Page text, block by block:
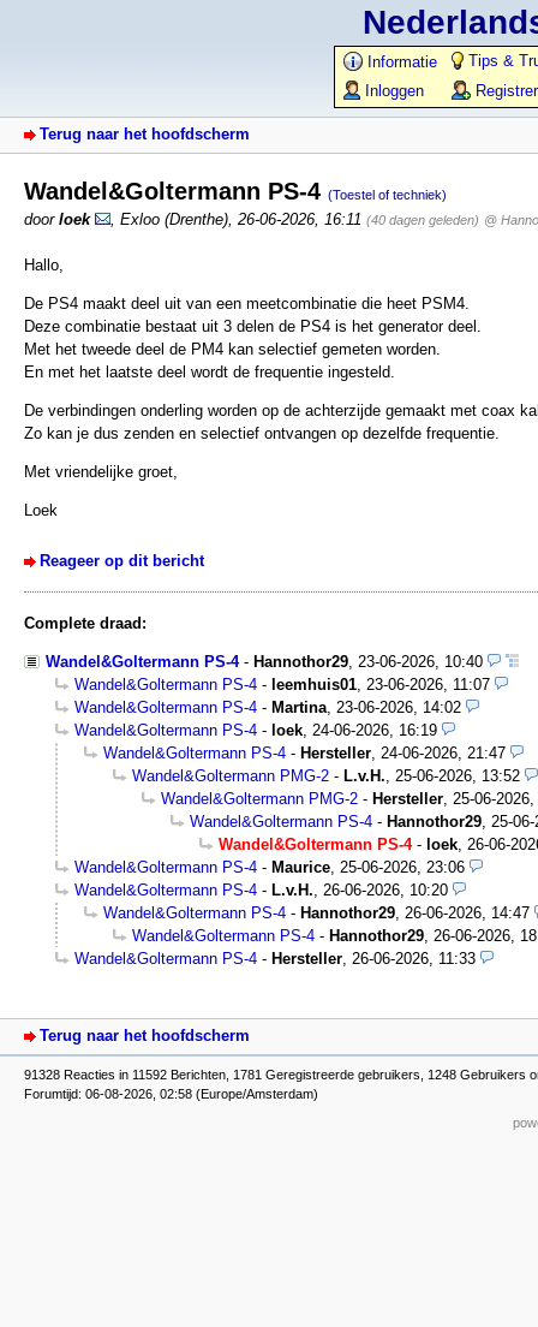
Informatie
Tips &
Inloggen
Terug naar het hoofdscherm
Wandel&Goltermann PS-4 (Toestel of techniek)
door loek Exloo (Drenthe) 26-06-2026, 16:11 (40 dagen geleden) @
Hallo,
De PS4 maakt deel uit van een meetcombinatie die heet PSM4.
Deze combinatie bestaat uit 3 delen de PS4 is het generator deel.
Met het tweede deel de PM4 kan selectief gemeten worden.
En met het laatste deel wordt de frequentie ingesteld.
De verbindingen onderling worden op de achterzijde gemaakt met coax
Zo kan je dus zenden en selectief ontvangen op dezelfde frequentie.
Met vriendelijke groet,
Loek
Reageer op dit bericht
Complete draad:
Wandel&Goltermann PS-4- Hannothor29, 23-06-2026, 10:40
Wandel&Goltermann PS-4 - leemhuis01, 23-06-2026, 11:07
Wandel&Goltermann PS-4 - Martina, 23-06-2026, 14:02
Wandel&Goltermann PS-4 - loek, 24-06-2026, 16:19
Wandel&Goltermann PS-4 - Hersteller, 24-06-2026, 21:47
Wandel&Goltermann PMG-2 - L.v.H., 25-06-2026, 13:52
Wandel&Goltermann PMG-2 - Hersteller, 25-06-
Wandel&Goltermann PS-4 - Hannothor29, 25-
Wandel&Goltermann PS-4- loek, 26-06-
Wandel&Goltermann PS-4 - Maurice, 25-06-2026, 23:06
Wandel&Goltermann PS-4 - L.v.H., 26-06-2026, 10:20
Wandel&Goltermann PS-4 - Hannothor29, 26-06-2026, 14:47
Wandel&Goltermann PS-4 - Hannothor29, 26-06-2026,
Wandel&Goltermann PS-4 - Hersteller, 26-06-2026, 11:33
Terug naar het hoofdscherm
91328 Reacties in 11592 Berichten, 1781 Geregistreerde gebruikers, 1248 Gebruikers
Forumtijd: 06-08-2026, 02:58 (Europe/Amsterdam)